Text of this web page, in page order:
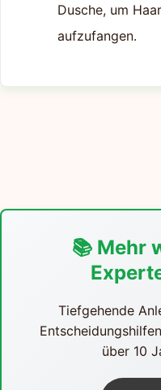
Dusche, um
aufzufangen.
📚 Mehr
Tiefgehende
über 10